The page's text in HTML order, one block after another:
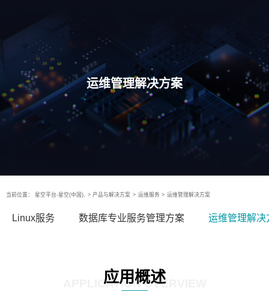
运维管理解决方案
当前位置： 星空平台-星空(中国), > 产品与解决方案 > 运维服务 > 运维管理解决方案
Linux服务 数据库专业服务管理方案 运维管理解决
应用概述
APPLICATION OVERVIEW